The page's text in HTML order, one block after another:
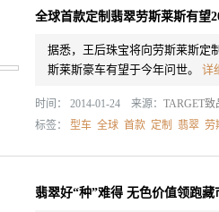
全球首款定制翡翠劳斯莱斯有望
据悉，王后珠宝将向劳斯莱斯定
斯莱斯豪车有望于今年问世。 详
时间： 2014-01-24 来源： TARGET致
标签： 型车 全球 首款 定制 翡翠 劳
翡翠好“种”难得 无色价值领跑藏